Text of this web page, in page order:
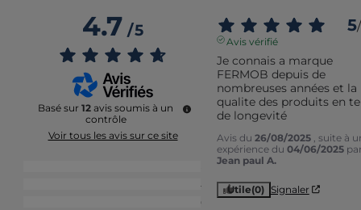
4.7/5
Basé sur 12 avis soumis à un
contrôle
Voir tous les avis sur ce site
4
0
5/
Avis vérifié
Je connais a marque
FERMOB depuis de
nombreuses années et la
qualite des produits en
de longevité
Avis du 26/08/2025
, suite à
expérience du 04/06/2025
Jean paul A.
Utile(0) Signaler